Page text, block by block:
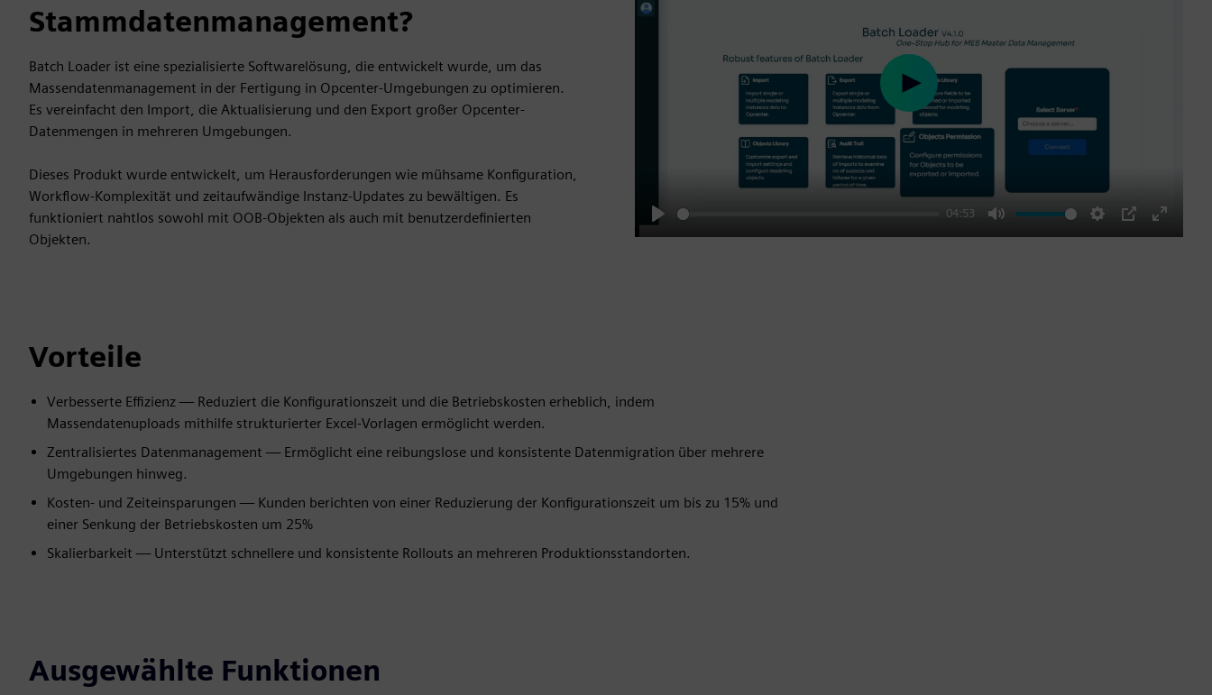
Stammdatenmanagement?
Batch Loader ist eine spezialisierte Softwarelösung, die entwickelt wurde, um das
Massendatenmanagement in der Fertigung in Opcenter-Umgebungen zu optimieren.
Es vereinfacht den Import, die Aktualisierung und den Export großer Opcenter-
Datenmengen in mehreren Umgebungen.
Dieses Produkt wurde entwickelt, um Herausforderungen wie mühsame Konfiguration,
Workflow-Komplexität und zeitaufwändige Instanz-Updates zu bewältigen. Es
funktioniert nahtlos sowohl mit OOB-Objekten als auch mit benutzerdefinierten
Objekten.
Play
04:53
Mute Settings
PIP
Enter
Play
Vorteile
Verbesserte Effizienz — Reduziert die Konfigurationszeit und die Betriebskosten erheblich, indem
Massendatenuploads mithilfe strukturierter Excel-Vorlagen ermöglicht werden.
Zentralisiertes Datenmanagement — Ermöglicht eine reibungslose und konsistente Datenmigration über mehrere
Umgebungen hinweg.
Kosten- und Zeiteinsparungen — Kunden berichten von einer Reduzierung der Konfigurationszeit um bis zu 15% und
einer Senkung der Betriebskosten um 25%
Skalierbarkeit — Unterstützt schnellere und konsistente Rollouts an mehreren Produktionsstandorten.
Ausgewählte Funktionen